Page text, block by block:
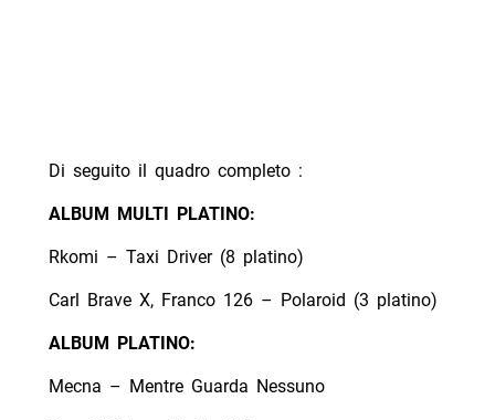
Di seguito il quadro completo :
ALBUM MULTI PLATINO:
Rkomi – Taxi Driver (8 platino)
Carl Brave X, Franco 126 – Polaroid (3 platino)
ALBUM PLATINO:
Mecna – Mentre Guarda Nessuno